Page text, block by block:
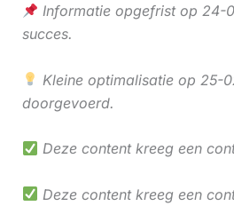
Informatie opgefrist op 24-
succes.
Kleine optimalisatie op 25-
doorgevoerd.
Deze content kreeg een
Deze content kreeg een